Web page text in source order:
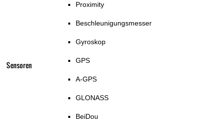
Sensoren
Proximity
Beschleunigungsmesser
Gyroskop
GPS
A-GPS
GLONASS
BeiDou